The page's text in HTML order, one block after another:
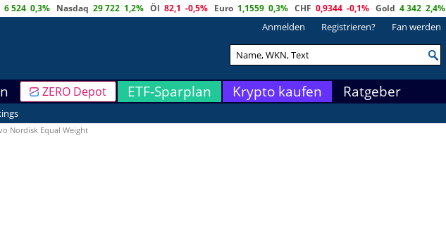
6 524 0,3% Nasdaq 29 722 1,2% Öl 82,1 -0,5% Euro 1,1559 0,3% CHF 0,9344 -0,1% Gold 4 342 2,4%
Anmelden Registrieren? Fan werden
ZERO Depot ETF-Sparplan Krypto kaufen Ratgeber
Nordisk Equal Weight